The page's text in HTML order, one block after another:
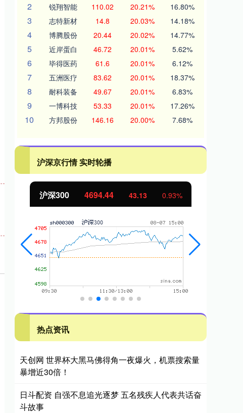
2 锐翔智能 110.02 20.21% 16.80%
3 志特新材 14.8 20.03% 14.18%
4 博腾股份 20.44 20.02% 14.77%
5 近岸蛋白 46.72 20.01% 5.62%
6 毕得医药 61.6 20.01% 6.12%
7 五洲医疗 83.62 20.01% 18.37%
8 耐科装备 49.67 20.01% 6.83%
9 一博科技 53.33 20.01% 17.26%
10 方邦股份 146.16 20.00% 7.68%
沪深京行情 实时轮播
北证50 1134.24 11.37 1.01%
热点资讯
天创网 世界杯大黑马佛得角一夜爆火，机票搜索量
暴增近30倍！
日斗配资 自强不息追光逐梦 五名残疾人代表共话奋
斗故事